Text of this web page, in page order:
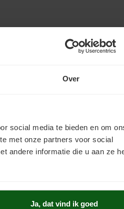
Over
social media te bieden en om
met onze partners voor social
andere informatie die u aan ze
Ja, dat vind ik goed